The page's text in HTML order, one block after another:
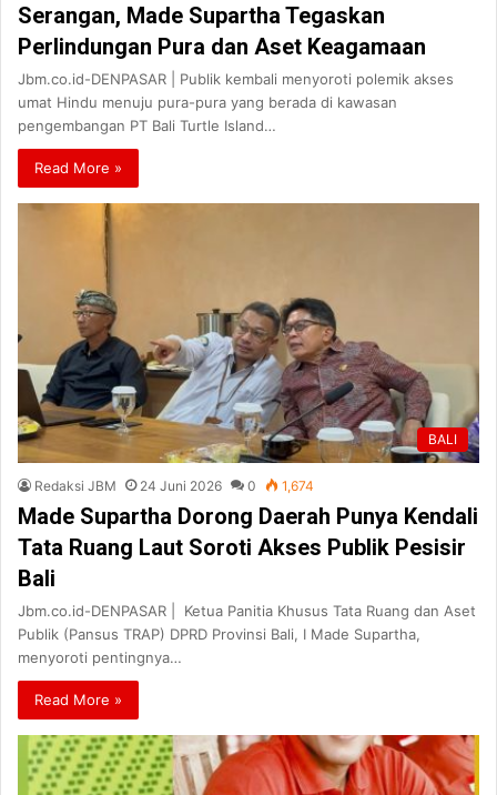
Serangan, Made Supartha Tegaskan
Perlindungan Pura dan Aset Keagamaan
Jbm.co.id-DENPASAR | Publik kembali menyoroti polemik akses
umat Hindu menuju pura-pura yang berada di kawasan
pengembangan PT Bali Turtle Island…
Read More »
BALI
Redaksi JBM 24 Juni 2026 0 1,674
Made Supartha Dorong Daerah Punya Kendali
Tata Ruang Laut Soroti Akses Publik Pesisir
Bali
Jbm.co.id-DENPASAR | Ketua Panitia Khusus Tata Ruang dan Aset
Publik (Pansus TRAP) DPRD Provinsi Bali, I Made Supartha,
menyoroti pentingnya…
Read More »